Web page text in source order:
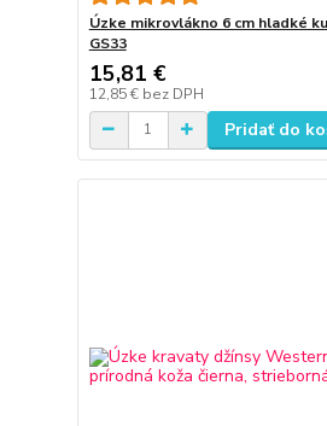
Úzke mikrovlákno 6 cm hladké
GS33
15,81 €
12,85 € bez DPH
Pridať do